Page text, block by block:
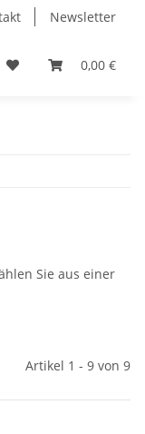
Newsletter
0,00 €
Lineartechnik
Sie aus einer
Artikel 1 - 9 von 9